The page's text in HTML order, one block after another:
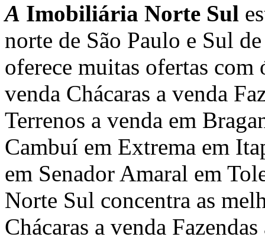
A Imobiliária Norte Sul
norte de São Paulo e Sul
oferece muitas ofertas com
venda Chácaras a venda
Terrenos a venda em
Cambuí em Extrema em
em Senador Amaral em
Norte Sul concentra as
Chácaras a venda